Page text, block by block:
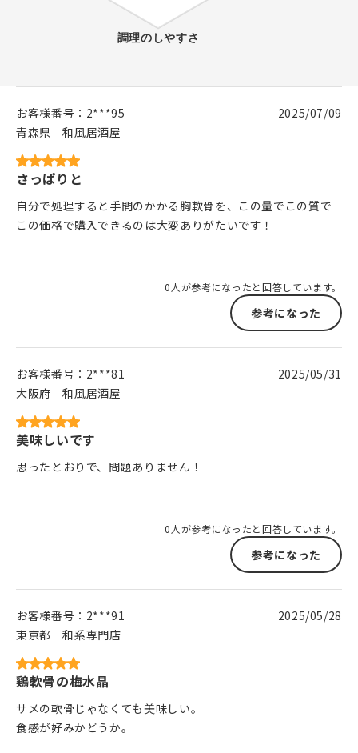
お客様番号： 2***95
青森県
和風居酒屋
2025/07/09
さっぱりと
自分で処理すると手間のかかる胸軟骨を、この量でこの質で
この価格で購入できるのは大変ありがたいです！
0人が参考になったと回答しています。
参考になった
お客様番号： 2***81
大阪府
和風居酒屋
2025/05/31
美味しいです
思ったとおりで、問題ありません！
0人が参考になったと回答しています。
参考になった
お客様番号： 2***91
東京都
和系専門店
2025/05/28
鶏軟骨の梅水晶
サメの軟骨じゃなくても美味しい。
食感が好みかどうか。